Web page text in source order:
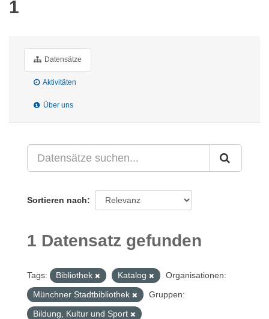
1
Datensätze
Aktivitäten
Über uns
Sortieren nach
1 Datensatz gefunden
Tags: Bibliothek Katalog
Organisationen:
Münchner Stadtbibliothek
Gruppen:
Bildung, Kultur und Sport